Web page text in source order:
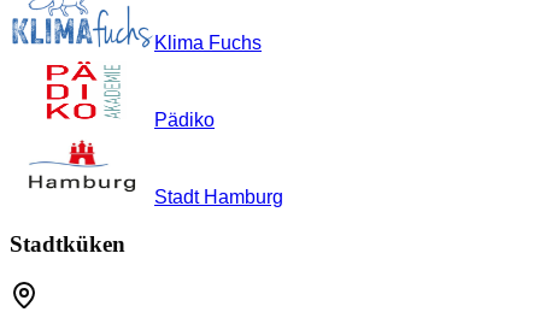
Klima Fuchs
Pädiko
Stadt Hamburg
Stadtküken